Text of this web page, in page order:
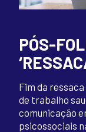
PÓS-
Fim da
de trabalho
comunicação
psicossociais